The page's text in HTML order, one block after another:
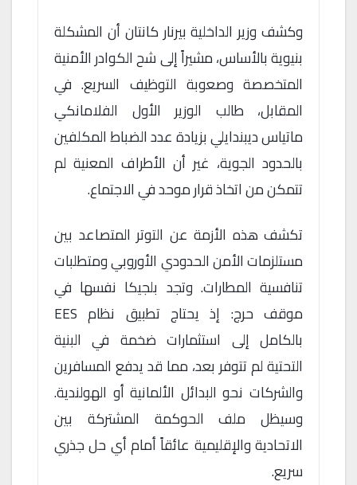
وكشف وزير الداخلية بيرنار كانتان أن المشكلة
بنيوية بالأساس، مشيراً إلى شح الكوادر الأمنية
المتخصصة وصعوبة التوظيف السريع. في
المقابل، طالب الوزير الأول الفلامانكي
ماتياس ديبندايلي بزيادة عدد الضباط المكلفين
بالحدود الجوية، غير أن الأطراف المعنية لم
تتمكن من اتخاذ قرار موحد في الاجتماع.
تكشف هذه الأزمة عن التوتر المتصاعد بين
مستلزمات الأمن الحدودي الأوروبي ومتطلبات
تنافسية المطارات. وتجد بلجيكا نفسها في
موقف حرج: إذ يحتاج تطبيق نظام EES
بالكامل إلى استثمارات ضخمة في البنية
التحتية لم تتوفر بعد، مما قد يدفع المسافرين
والشركات نحو البدائل الألمانية أو الهولندية.
وسيظل ملف الحوكمة المشتركة بين
الاتحادية والإقليمية عائقاً أمام أي حل جذري
سريع.